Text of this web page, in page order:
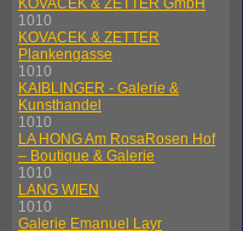
KOVACEK & ZETTER GmbH
1010
KOVACEK & ZETTER
Plankengasse
1010
KAIBLINGER - Galerie &
Kunsthandel
1010
LA HONG Am RosaRosen Hof
– Boutique & Galerie
1010
LANG WIEN
1010
Galerie Emanuel Layr